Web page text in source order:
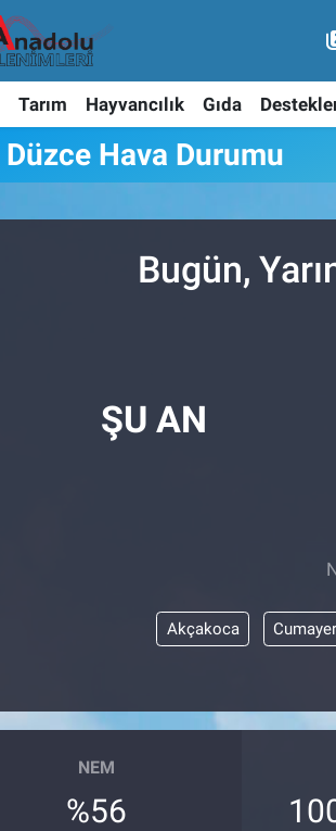
Tarım Hayvancılık Gıda
Düzce Hava Durumu
Bugün,
ŞU AN
Akçakoca
NEM
%56